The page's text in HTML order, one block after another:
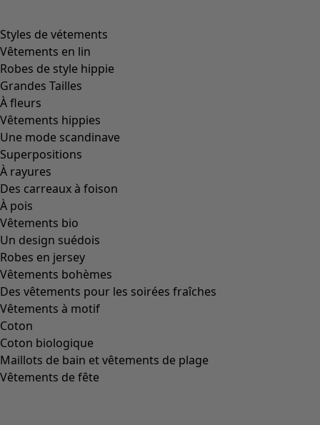
Styles de vétements
Vêtements en lin
Robes de style hippie
Grandes Tailles
À fleurs
Vêtements hippies
Une mode scandinave
Superpositions
À rayures
Des carreaux à foison
À pois
Vêtements bio
Un design suédois
Robes en jersey
Vêtements bohèmes
Des vêtements pour les soirées fraîches
Vêtements à motif
Coton
Coton biologique
Maillots de bain et vêtements de plage
Vêtements de fête